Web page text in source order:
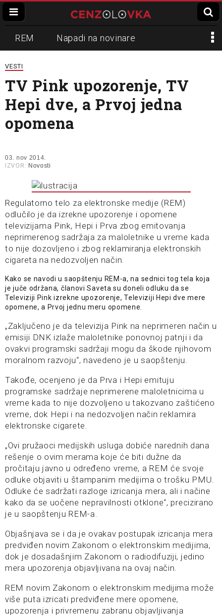
REM Napadi na novinare
Zvučni top
Propaganda Lokalni mediji
Informer Slavko Ćuruvija
VESTI
TV Pink upozorenje, TV
Hepi dve, a Prvoj jedna
opomena
03. nov 2014.
IZVOR: Novosti
Regulatorno telo za elektronske medije (REM)
odlučilo je da izrekne upozorenje i opomene
televizijama Pink, Hepi i Prva zbog emitovanja
neprimerenog sadržaja za maloletnike u vreme kada
to nije dozovljeno i zbog reklamiranja elektronskih
cigareta na nedozvoljen način.
Kako se navodi u saopštenju REM-a, na sednici tog tela koja
je juče održana, članovi Saveta su doneli odluku da se
Televiziji Pink izrekne upozorenje, Televiziji Hepi dve mere
opomene, a Prvoj jednu meru opomene.
„Zaključeno je da televizija Pink na neprimeren način u
emisiji DNK izlaže maloletnike ponovnoj patnji i da
ovakvi programski sadržaji mogu da škode njihovom
moralnom razvoju“, navedeno je u saopštenju.
Takođe, ocenjeno je da Prva i Hepi emituju
programske sadržaje neprimerene maloletnicima u
vreme kada to nije dozvoljeno u takozvano zaštićeno
vreme, dok Hepi i na nedozvoljen način reklamira
elektronske cigarete.
„Ovi pružaoci medijskih usluga dobiće narednih dana
rešenje o ovim merama koje će biti dužne da
pročitaju javno u određeno vreme, a REM će svoje
odluke objaviti u štampanim medijima o trošku PMU.
Odluke će sadržati razloge izricanja mera, ali i načine
kako da se uočene nepravilnosti otklone“, precizirano
je u saopštenju REM-a.
Objašnjava se i da je ovakav postupak izricanja mera
predviđen novim Zakonom o elektronskim medijima,
dok je dosadašnjim Zakonom o radiodifuziji, jedino
mera upozorenja objavljivana na ovaj način.
REM novim Zakonom o elektronskim medijima može
više puta izricati predviđene mere opomene,
upozorenja i privremenu zabranu objavljivanja